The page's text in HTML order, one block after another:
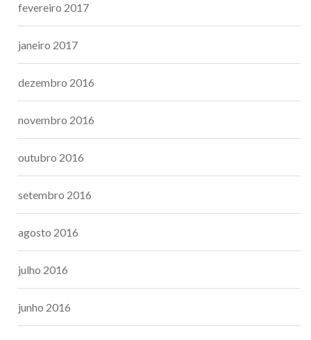
fevereiro 2017
janeiro 2017
dezembro 2016
novembro 2016
outubro 2016
setembro 2016
agosto 2016
julho 2016
junho 2016